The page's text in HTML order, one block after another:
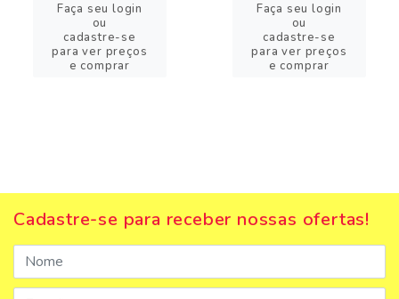
Faça seu login
ou
cadastre-se
para ver preços
e comprar
Faça seu login
ou
cadastre-se
para ver preços
e comprar
Cadastre-se para receber nossas ofertas!